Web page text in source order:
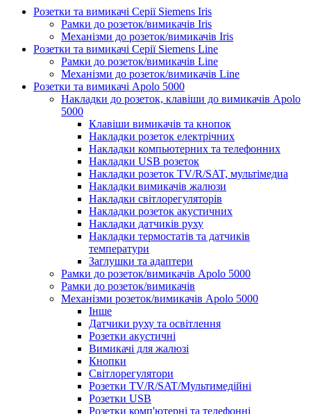
Розетки та вимикачі Серії Siemens Iris
Рамки до розеток/вимикачів Iris
Механізми до розеток/вимикачів Iris
Розетки та вимикачі Серії Siemens Line
Рамки до розеток/вимикачів Line
Механізми до розеток/вимикачів Line
Розетки та вимикачі Apolo 5000
Накладки до розеток, клавіши до вимикачів Apolo
5000
Клавіши вимикачів та кнопок
Накладки розеток електрічних
Накладки компьютерних та телефонних
Накладки USB розеток
Накладки розеток TV/R/SAT, мультімедиа
Накладки вимикачів жалюзи
Накладки світлорегуляторів
Накладки розеток акустичних
Накладки датчиків руху
Накладки термостатів та датчиків
температури
Заглушки та адаптери
Рамки до розеток/вимикачів Apolo 5000
Рамки до розеток/вимикачів
Механізми розеток/вимикачів Apolo 5000
Інше
Датчики руху та освітлення
Розетки акустичні
Вимикачі для жалюзі
Кнопки
Світлорегулятори
Розетки TV/R/SAT/Мультимедійні
Розетки USB
Розетки комп'ютерні та телефонні